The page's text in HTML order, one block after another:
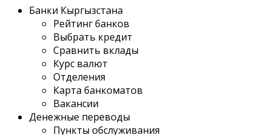
Банки Кыргызстана
Рейтинг банков
Выбрать кредит
Сравнить вклады
Курс валют
Отделения
Карта банкоматов
Вакансии
Денежные переводы
Пункты обслуживания